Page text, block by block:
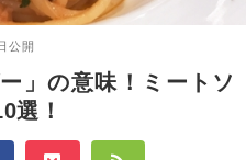
公開
」の意味！ミートソ
選！